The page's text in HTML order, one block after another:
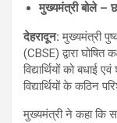
मुख्यमंत्री बोले –
देहरादून: मुख्यमंत्री
(CBSE) द्वारा घोषित
विद्यार्थियों को
विद्यार्थियों के
मुख्यमंत्री ने कहा कि